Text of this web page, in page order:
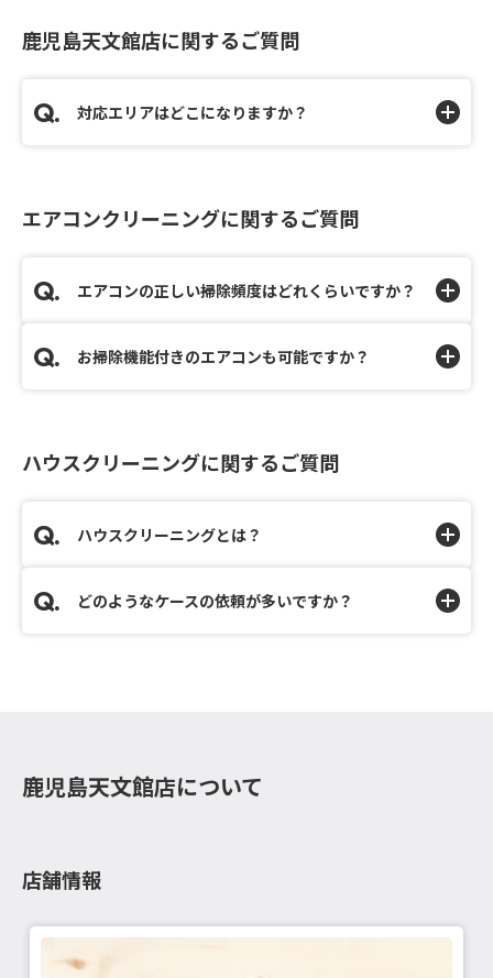
鹿児島天文館店に関するご質問
対応エリアはどこになりますか？
エアコンクリーニングに関するご質問
エアコンの正しい掃除頻度はどれくらいですか？
お掃除機能付きのエアコンも可能ですか？
ハウスクリーニングに関するご質問
ハウスクリーニングとは？
どのようなケースの依頼が多いですか？
鹿児島天文館店について
店舗情報